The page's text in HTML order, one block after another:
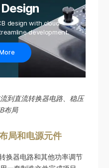
design with cloud-
development.
到直流转换器电路、稳压
布局
局和电源元件
换器电路和其他功率调节